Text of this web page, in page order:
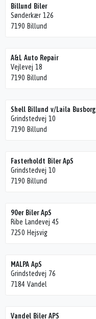
Billund Biler
Sønderkær 126
7190 Billund
A&L Auto Repair
Vejlevej 18
7190 Billund
Shell Billund v/Laila Busborg
Grindstedvej 10
7190 Billund
Fasterholdt Biler ApS
Grindstedvej 10
7190 Billund
90er Biler ApS
Ribe Landevej 45
7250 Hejsvig
MALPA ApS
Grindstedvej 76
7184 Vandel
Vandel Biler APS